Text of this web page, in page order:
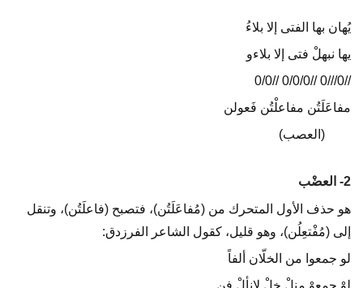
يُهان بها الفتى إلا بلاءُ
يها نبهلْ فتى إلا بلاءو
//0///0 //0/0/0 //0/0
مفاعَلَتُن مفاعلْتُن فَعولن
(العصب)
2- العضْب
هو حذف الأول المتحرك من (مُفاعَلَتُن)، فتصبح (فاعلَتُن)، وتنقل
إلى (مُفْتعِلُن)، وهو قليل، كقول الشاعر الفرزدق:
لو جمعوا من الخلّان ألفاً
لوْ جمعوْ منلْ خلْ لانألْ فن